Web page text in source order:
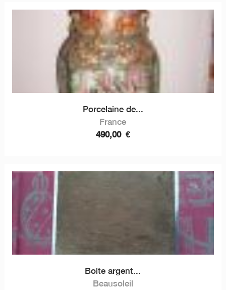
Porcelaine de...
France
490,00 €
Boite argent...
Beausoleil